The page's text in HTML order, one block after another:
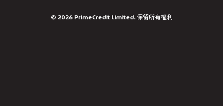
© 2026PrimeCredit Limited. 保留所有權利